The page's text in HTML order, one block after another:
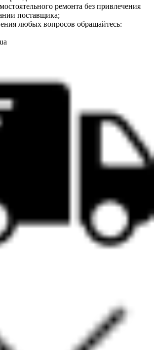
ремонта без привлечения
поставщика;
любых вопросов обращайтесь: